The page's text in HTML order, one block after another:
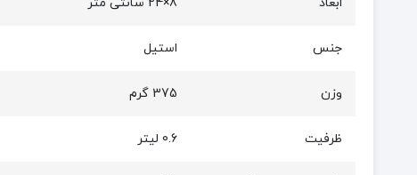
جنس استیل
وزن 375 گرم
ظرفیت 0.6 لیتر